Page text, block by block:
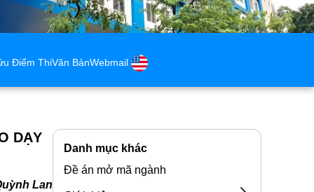
Điểm ThiVăn BảnWebmail
DẠY
Lan
Danh mục khác
Đề án mở mã ngành